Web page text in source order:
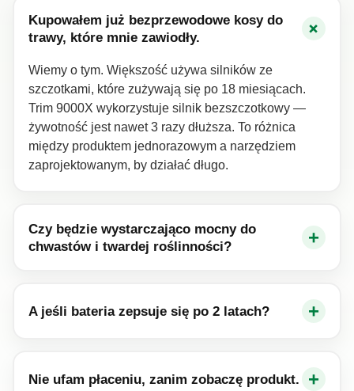
Kupowałem już bezprzewodowe kosy do
trawy, które mnie zawiodły.
+
Wiemy o tym. Większość używa silników ze
szczotkami, które zużywają się po 18 miesiącach.
Trim 9000X wykorzystuje silnik bezszczotkowy —
żywotność jest nawet 3 razy dłuższa. To różnica
między produktem jednorazowym a narzędziem
zaprojektowanym, by działać długo.
Czy będzie wystarczająco mocny do
chwastów i twardej roślinności?
+
A jeśli bateria zepsuje się po 2 latach? +
Nie ufam płaceniu, zanim zobaczę produkt. +